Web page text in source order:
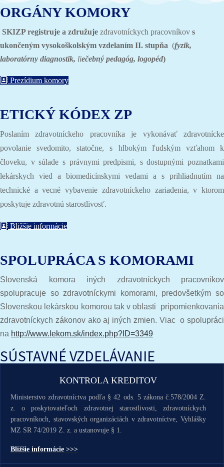
ORGÁNY KOMORY
SKIZP registruje a združuje zdravotníckych pracovníkov s
ukončeným vysokoškolským vzdelaním II. stupňa (fyzik,
laboratórny diagnostik, liečebný pedagóg, logopéd)
Prezídium komory
ETICKÝ KÓDEX ZP
Poslaním zdravotníckeho pracovníka je vykonávať zdravotnícke
povolanie svedomito, statočne, s hlbokým ľudským vzťahom k
človeku, v súlade s právnymi predpismi, s dostupnými poznatkami
lekárskych vied a biomedicínskymi vedami a s prihliadnutím na
technické a vecné vybavenie zdravotníckeho zariadenia, v ktorom
poskytuje zdravotnú starostlivosť.
Bližšie informácie
SPOLUPRÁCA S KOMORAMI
Slovenská komora iných zdravotníckych pracovníkov
spolupracuje so zdravotníckymi komorami, predovšetkým so
Slovenskou lekárskou komorou tak v oblasti pripomienkovania
zdravotníckych zákonov ako aj iných zmien. Viac o spolupráci
na http://www.lekom.sk/index.php?ID=3349
SÚSTAVNÉ VZDELÁVANIE
KONTROLA KREDITOV
Ministerstvo zdravotníctva podľa § 42 ods. 5 zákona č.578/2004 Z.
z. o poskytovateľoch zdravotnej starostlivosti, zdravotníckych
pracovníkoch, stavovských organizáciách v zdravotníctve, Vyhlášky
MZ SR 74/2019 Z. z. a ustanovuje § 1.
Bližšie informácie >>>